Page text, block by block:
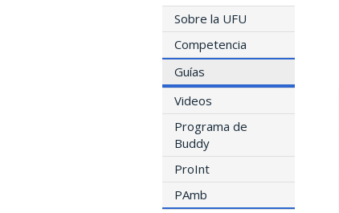
Sobre la UFU
Competencia
Guías
Videos
Programa de
Buddy
ProInt
PAmb